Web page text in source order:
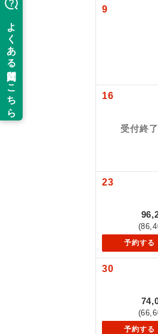
9
16
受付終了
23
予約する
30
予約する